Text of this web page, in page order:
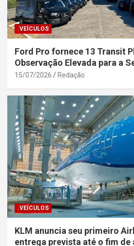
.VEÍCULOS
Ford Pro fornece 13 Transit
Observação Elevada para a
Segurança Pública da Bahia
15/07/2026 Redação
.VEÍCULOS
KLM anuncia seu primeiro
entrega prevista até o fim de